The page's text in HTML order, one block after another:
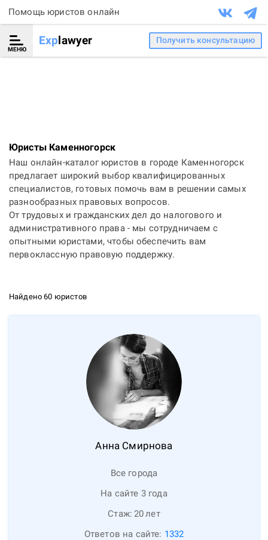
Помощь юристов онлайн
МЕНЮ
Explawyer Получить консультацию
Юристы Каменногорск
Наш онлайн-каталог юристов в городе Каменногорск
предлагает широкий выбор квалифицированных
специалистов, готовых помочь вам в решении самых
разнообразных правовых вопросов.
От трудовых и гражданских дел до налогового и
административного права - мы сотрудничаем с
опытными юристами, чтобы обеспечить вам
первоклассную правовую поддержку.
Найдено 60 юристов
Анна Смирнова
Все города
На сайте 3 года
Стаж: 20лет
Ответов на сайте: 1332